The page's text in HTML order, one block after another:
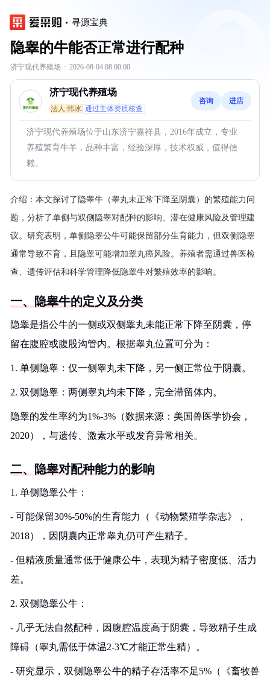
寻源宝典
隐睾的牛能否正常进行配种
济宁现代养殖场 · 2026-08-04 08:00:00
济宁现代养殖场
法人:韩冰 通过主体资质核查
咨询 进店
济宁现代养殖场位于山东济宁嘉祥县，2016年成立，专业
养殖繁育牛羊，品种丰富，经验深厚，技术权威，值得信
赖。
介绍： 本文探讨了隐睾牛（睾丸未正常下降至阴囊）的繁殖能力问
题，分析了单侧与双侧隐睾对配种的影响、潜在健康风险及管理建
议。研究表明，单侧隐睾公牛可能保留部分生育能力，但双侧隐睾
通常导致不育，且隐睾可能增加睾丸癌风险。养殖者需通过兽医检
查、遗传评估和科学管理降低隐睾牛对繁殖效率的影响。
一、隐睾牛的定义及分类
隐睾是指公牛的一侧或双侧睾丸未能正常下降至阴囊，停
留在腹腔或腹股沟管内。根据睾丸位置可分为：
1. 单侧隐睾：仅一侧睾丸未下降，另一侧正常位于阴囊。
2. 双侧隐睾：两侧睾丸均未下降，完全滞留体内。
隐睾的发生率约为1%-3%（数据来源：美国兽医学协会，
2020），与遗传、激素水平或发育异常相关。
二、隐睾对配种能力的影响
1. 单侧隐睾公牛：
- 可能保留30%-50%的生育能力（《动物繁殖学杂志》，
2018），因阴囊内正常睾丸仍可产生精子。
- 但精液质量通常低于健康公牛，表现为精子密度低、活力
差。
2. 双侧隐睾公牛：
- 几乎无法自然配种，因腹腔温度高于阴囊，导致精子生成
障碍（睾丸需低于体温2-3℃才能正常生精）。
- 研究显示，双侧隐睾公牛的精子存活率不足5%（《畜牧兽